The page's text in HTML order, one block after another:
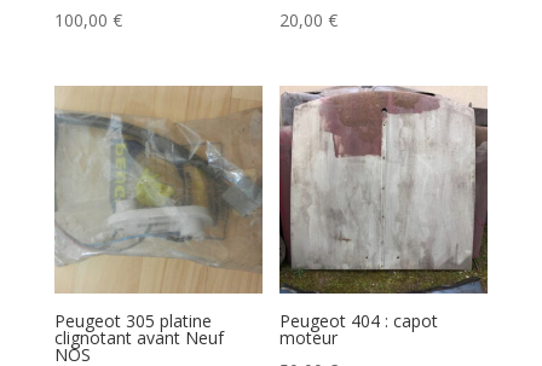
100,00 €
20,00€
Peugeot 305 platine
clignotant avant Neuf
NOS
Peugeot 404 : capot
moteur